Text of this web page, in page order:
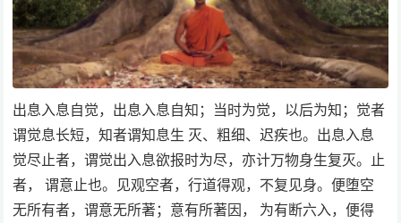
出息入息自觉，出息入息自知；当时为觉，以后为知；觉者
谓觉息长短，知者谓知息生 灭、粗细、迟疾也。出息入息
觉尽止者，谓觉出入息欲报时为尽，亦计万物身生复灭。止
者， 谓意止也。见观空者，行道得观，不复见身。便堕空
无所有者，谓意无所著；意有所著因， 为有断六入，便得